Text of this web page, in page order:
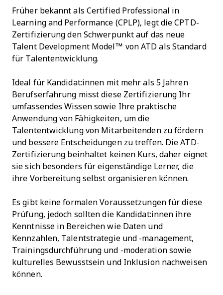
Früher bekannt als Certified Professional in
Learning and Performance (CPLP), legt die CPTD-
Zertifizierung den Schwerpunkt auf das neue
Talent Development Model™ von ATD als Standard
für Talententwicklung.
Ideal für Kandidat:innen mit mehr als 5 Jahren
Berufserfahrung misst diese Zertifizierung Ihr
umfassendes Wissen sowie Ihre praktische
Anwendung von Fähigkeiten, um die
Talententwicklung von Mitarbeitenden zu fördern
und bessere Entscheidungen zu treffen. Die ATD-
Zertifizierung beinhaltet keinen Kurs, daher eignet
sie sich besonders für eigenständige Lerner, die
ihre Vorbereitung selbst organisieren können.
Es gibt keine formalen Voraussetzungen für diese
Prüfung, jedoch sollten die Kandidat:innen ihre
Kenntnisse in Bereichen wie Daten und
Kennzahlen, Talentstrategie und -management,
Trainingsdurchführung und -moderation sowie
kulturelles Bewusstsein und Inklusion nachweisen
können.